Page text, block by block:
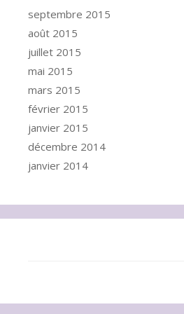
septembre 2015
août 2015
juillet 2015
mai 2015
mars 2015
février 2015
janvier 2015
décembre 2014
janvier 2014